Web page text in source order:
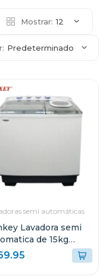
Mostrar: 12
Predeterminado
semi automáticas
Lavadora semi
de 15kg
wm1576